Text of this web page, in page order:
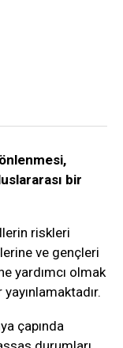
bir
riskleri
ve gençleri
yardımcı olmak
çapında